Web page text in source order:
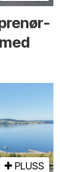
PLUSS